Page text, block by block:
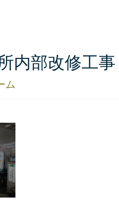
内部改修工事
ム